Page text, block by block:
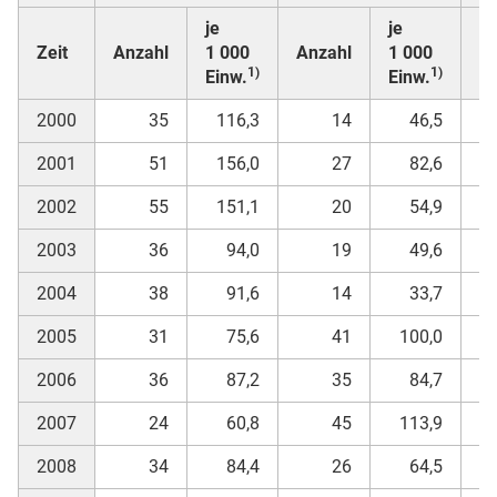
Zeit Anzahl
je
1 000
Einw.1)
Anzahl
je
1 000
Einw.1)
2000 35 116,3 14 46,5
2001 51 156,0 27 82,6
2002 55 151,1 20 54,9
2003 36 94,0 19 49,6
2004 38 91,6 14 33,7
2005 31 75,6 41 100,0
2006 36 87,2 35 84,7
2007 24 60,8 45 113,9
2008 34 84,4 26 64,5